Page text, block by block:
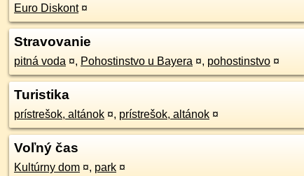
Euro Diskont ¤
Stravovanie
pitná voda ¤, Pohostinstvo u Bayera ¤, pohostinstvo ¤
Turistika
prístrešok, altánok ¤, prístrešok, altánok ¤
Voľný čas
Kultúrny dom ¤, park ¤